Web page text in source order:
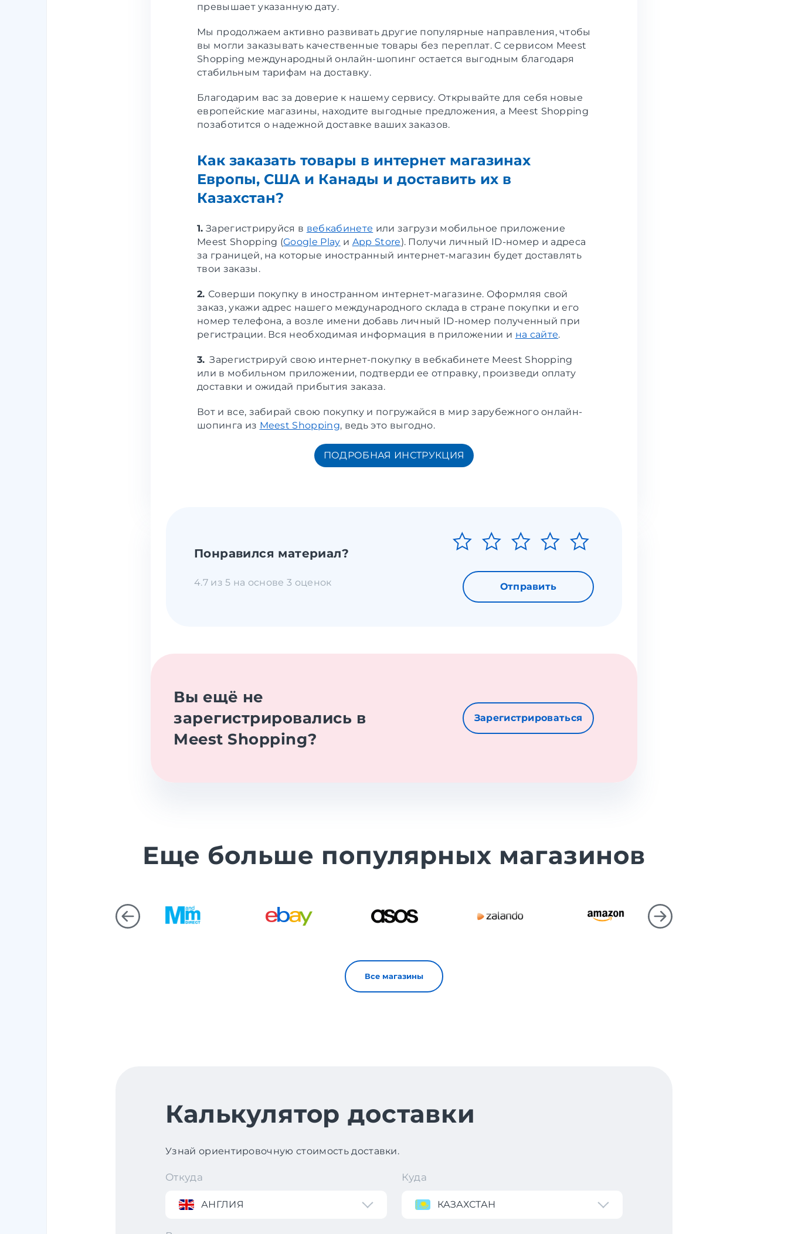
превышает указанную дату.
Мы продолжаем активно развивать другие популярные направления, чтобы
вы могли заказывать качественные товары без переплат. С сервисом Meest
Shopping международный онлайн-шопинг остается выгодным благодаря
стабильным тарифам на доставку.
Благодарим вас за доверие к нашему сервису. Открывайте для себя новые
европейские магазины, находите выгодные предложения, а Meest Shopping
позаботится о надежной доставке ваших заказов.
Как заказать товары в интернет магазинах
Европы, США и Канады и доставить их в
Казахстан?
1. Зарегистрируйся в вебкабинете или загрузи мобильное приложение
Meest Shopping (Google Play и App Store). Получи личный ID-номер и адреса
за границей, на которые иностранный интернет-магазин будет доставлять
твои заказы.
2. Соверши покупку в иностранном интернет-магазине. Оформляя свой
заказ, укажи адрес нашего международного склада в стране покупки и его
номер телефона, а возле имени добавь личный ID-номер полученный при
регистрации. Вся необходимая информация в приложении и на сайте.
3. Зарегистрируй свою интернет-покупку в вебкабинете Meest Shopping
или в мобильном приложении, подтверди ее отправку, произведи оплату
доставки и ожидай прибытия заказа.
Вот и все, забирай свою покупку и погружайся в мир зарубежного онлайн-
шопинга из Meest Shopping, ведь это выгодно.
ПОДРОБНАЯ ИНСТРУКЦИЯ
Понравился материал?
4.7 из 5 на основе 3 оценок Отправить
Вы ещё не
зарегистрировались в
Meest Shopping?
Зарегистрироваться
Еще больше популярных магазинов
Все магазины
Калькулятор доставки
Узнай ориентировочную стоимость доставки.
Откуда
АНГЛИЯ
Куда
КАЗАХСТАН